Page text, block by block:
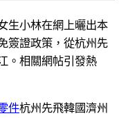
生小林在網上曬出本
簽證政策，從杭州先
。相關網帖引發熱
件杭州先飛韓國濟州